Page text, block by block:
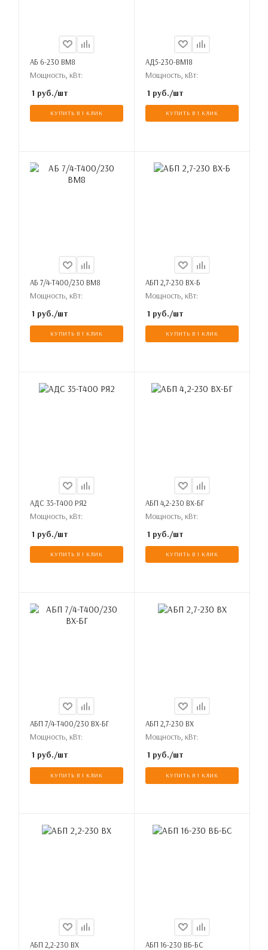
АБ 6-230 ВМ8
Мощность, кВт:
1 руб./шт
КУПИТЬ В 1 КЛИК
АД5-230-ВМ18
Мощность, кВт:
1 руб./шт
КУПИТЬ В 1 КЛИК
АБ 7/4-Т400/230 ВМ8
Мощность, кВт:
1 руб./шт
КУПИТЬ В 1 КЛИК
АБП 2,7-230 ВХ-Б
Мощность, кВт:
1 руб./шт
КУПИТЬ В 1 КЛИК
АДС 35-Т400 РЯ2
Мощность, кВт:
1 руб./шт
КУПИТЬ В 1 КЛИК
АБП 4,2-230 ВХ-БГ
Мощность, кВт:
1 руб./шт
КУПИТЬ В 1 КЛИК
АБП 7/4-Т400/230 ВХ-БГ
Мощность, кВт:
1 руб./шт
КУПИТЬ В 1 КЛИК
АБП 2,7-230 ВХ
Мощность, кВт:
1 руб./шт
КУПИТЬ В 1 КЛИК
АБП 2,2-230 ВХ АБП 16-230 ВБ-БС